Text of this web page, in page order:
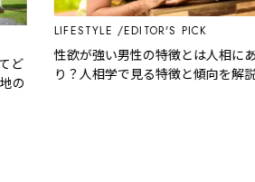
LIFESTYLE EDITOR'S PICK
性欲が強い男性の特徴とは人相にあ
り？人相学で見る特徴と傾向を解説！